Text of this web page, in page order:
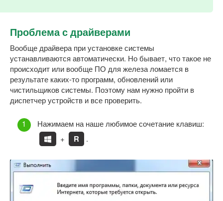
Проблема с драйверами
Вообще драйвера при установке системы
устанавливаются автоматически. Но бывает, что такое не
происходит или вообще ПО для железа ломается в
результате каких-то программ, обновлений или
чистильщиков системы. Поэтому нам нужно пройти в
диспетчер устройств и все проверить.
Нажимаем на наше любимое сочетание клавиш:
+
R .